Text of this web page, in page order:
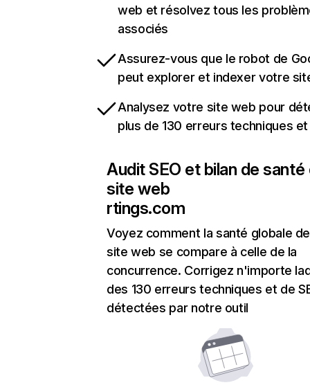
web et résolvez tous les
associés
Assurez-vous que le robot de
peut explorer et indexer votre
Analysez votre site web pour
plus de 130 erreurs techniques et
Audit SEO et bilan de santé
site web
rtings.com
Voyez comment la santé globale
site web se compare à celle de la
concurrence. Corrigez n'importe
des 130 erreurs techniques et de
détectées par notre outil